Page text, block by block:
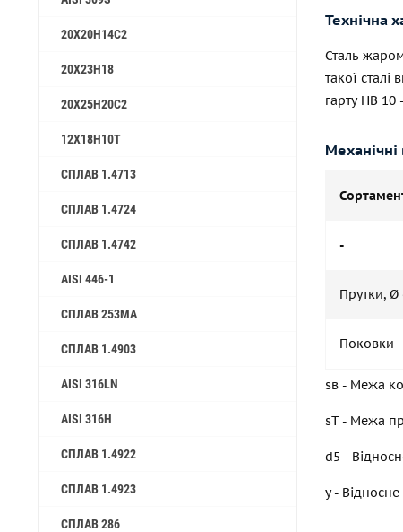
20Х20Н14С2
20Х23Н18
20Х25Н20С2
12Х18Н10Т
СПЛАВ 1.4713
СПЛАВ 1.4724
СПЛАВ 1.4742
AISI 446-1
CПЛАВ 253MA
СПЛАВ 1.4903
AISI 316LN
AISI 316H
СПЛАВ 1.4922
СПЛАВ 1.4923
СПЛАВ 286
Технічна
Сталь
такої
гарту HB
Механічні
-
Прутки, Ø
Поковки
sв - Межа
sT - Межа
d5 -
y -